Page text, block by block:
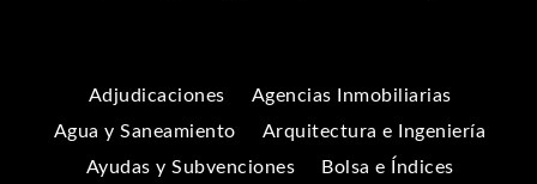
Adjudicaciones
Agencias Inmobiliarias
Agua y Saneamiento
Arquitectura e Ingeniería
Ayudas y Subvenciones
Bolsa e Índices